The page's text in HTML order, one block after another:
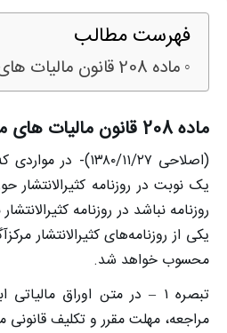
فهرست مطالب
ماده 208 قانون مالیات های مستقیم
ماده 208 قانون مالیات های مستقیم
(اصلاحی ۱۳۸۰/۱۱/۲۷)-
در مواردی
یک نوبت در روزنامه کثیرالانتشار
روزنامه نباشد در روزنامه
یکی از روزنامه‌های کثیرالانتشار
محسوب خواهد شد.
تبصره ۱ –
در متن اوراق
مراجعه، مهلت مقرر و تکلیف